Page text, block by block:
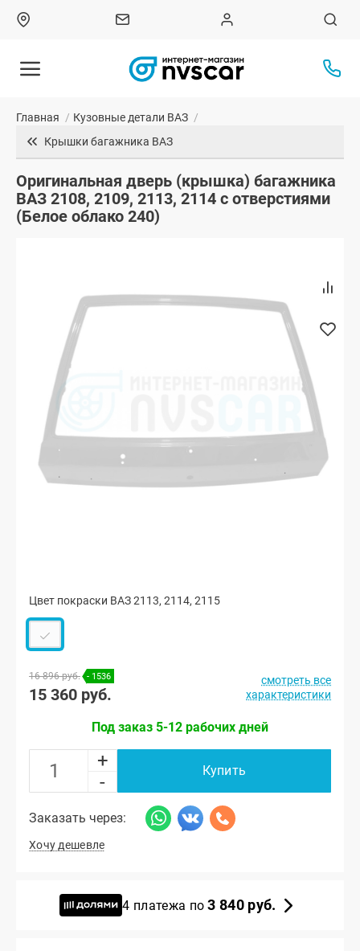
Главная / Кузовные детали ВАЗ /
Крышки багажника ВАЗ
Оригинальная дверь (крышка) багажника
ВАЗ 2108, 2109, 2113, 2114 с отверстиями
(Белое облако 240)
Цвет покраски ВАЗ 2113, 2114, 2115
16 896 руб. - 1536
15 360 руб.
смотреть все
характеристики
Под заказ 5-12 рабочих дней
+
-
Купить
Заказать через:
Хочу дешевле
4 платежа по3 840 руб.